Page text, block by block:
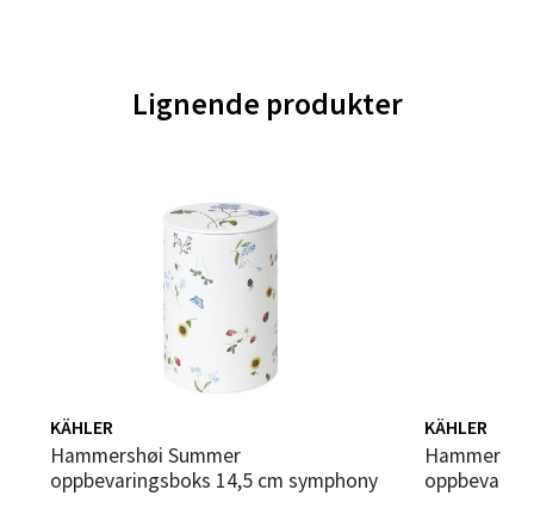
Lignende produkter
KÄHLER
Hammershøi Summer
oppbevaringsboks 14,5 cm symphony
KÄHLER
Hammershøi Summer
Trondheim - Sirkus Shopping
Ski - Thon Senter Ski
Ski Storsenter, Jernbanesvingen 6, 1400 Ski
Åpent i dag 10-21